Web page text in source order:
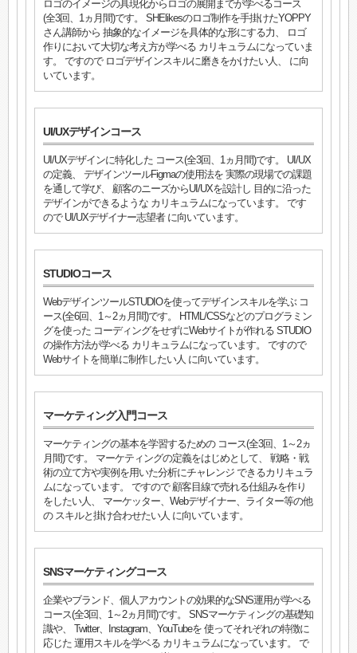
ロゴのイメージの具現化からロゴの展開までが学べるコース
(全3回、1ヵ月間)です。 SHElikesのロゴ制作を手掛けたYOPPY
さん講師から 抽象的なイメージを具体的な形にする力、 ロゴ
作りにおいて大切な考え方が学べる カリキュラムになっていま
す。 ですので ロゴデザインスキルに磨きをかけたい人、 に向
いています。
UI/UXデザインコース
UI/UXデザインに特化した コース(全3回、1ヵ月間)です。 UI/UX
の定義、 デザインツールFigmaの使用法を 実際の現場での課題
を通して学び、 顧客のニーズからUI/UXを設計し 目的に沿った
デザインができるような カリキュラムになっています。 です
ので UI/UXデザイナー志望者 に向いています。
STUDIOコース
WebデザインツールSTUDIOを使ってデザインスキルを学ぶ コ
ース(全6回、1～2ヵ月間)です。 HTML/CSSなどのプログラミン
グを使った コーディングをせずにWebサイトが作れる STUDIO
の操作方法が学べる カリキュラムになっています。 ですので
Webサイトを簡単に制作したい人 に向いています。
マーケティング入門コース
マーケティングの基本を学習するための コース(全3回、1～2ヵ
月間)です。 マーケティングの定義をはじめとして、 戦略・戦
術の立て方や実例を用いた分析にチャレンジ できるカリキュラ
ムになっています。 ですので 顧客目線で売れる仕組みを作り
をしたい人、 マーケッター、Webデザイナー、ライター等の他
の スキルと掛け合わせたい人 に向いています。
SNSマーケティングコース
企業やブランド、個人アカウントの効果的なSNS運用が学べる
コース(全3回、1～2ヵ月間)です。 SNSマーケティングの基礎知
識や、 Twitter、Instagram、YouTubeを 使ってそれぞれの特徴に
応じた 運用スキルを学ベる カリキュラムになっています。 で